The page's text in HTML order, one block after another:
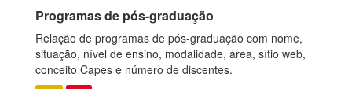
Programas de pós-graduação
Relação de programas de pós-graduação com nome,
situação, nível de ensino, modalidade, área, sítio web,
conceito Capes e número de discentes.